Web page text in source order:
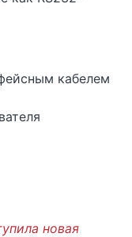
кабелем
новая